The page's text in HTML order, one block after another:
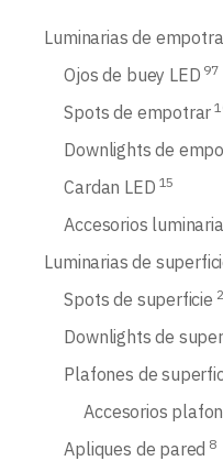
Luminarias de
Ojos de buey LED 97
Spots de empotrar
Downlights de
Cardan LED 15
Accesorios
Luminarias de
Spots de superficie
Downlights de
Plafones de
Accesorios
Apliques de pared 8